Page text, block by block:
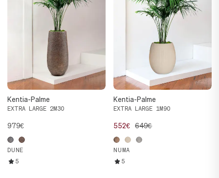
Kentia-Palme
EXTRA LARGE 2M30
979€
DUNE
5
Kentia-Palme
EXTRA LARGE 1M90
552€ 649€
NUMA
5